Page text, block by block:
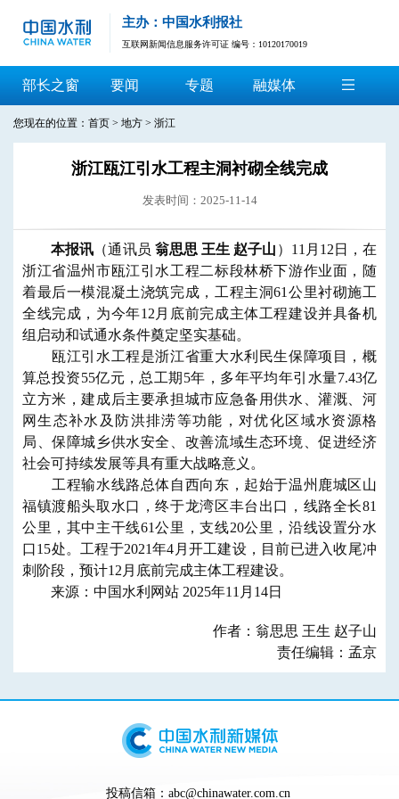
主办：中国水利报社
互联网新闻信息服务许可证 编号：10120170019
部长之窗 要闻 专题 融媒体
您现在的位置： 首页 > 地方 > 浙江
浙江瓯江引水工程主洞衬砌全线完成
发表时间：2025-11-14
本报讯 （通讯员 翁思思 王生 赵子山 ）11月12日，在
浙江省温州市瓯江引水工程二标段林桥下游作业面，随
着最后一模混凝土浇筑完成，工程主洞61公里衬砌施工
全线完成，为今年12月底前完成主体工程建设并具备机
组启动和试通水条件奠定坚实基础。
瓯江引水工程是浙江省重大水利民生保障项目，概
算总投资55亿元，总工期5年，多年平均年引水量7.43亿
立方米，建成后主要承担城市应急备用供水、灌溉、河
网生态补水及防洪排涝等功能，对优化区域水资源格
局、保障城乡供水安全、改善流域生态环境、促进经济
社会可持续发展等具有重大战略意义。
工程输水线路总体自西向东，起始于温州鹿城区山
福镇渡船头取水口，终于龙湾区丰台出口，线路全长81
公里，其中主干线61公里，支线20公里，沿线设置分水
口15处。工程于2021年4月开工建设，目前已进入收尾冲
刺阶段，预计12月底前完成主体工程建设。
来源：中国水利网站 2025年11月14日
作者：翁思思 王生 赵子山
责任编辑：孟京
投稿信箱：abc@chinawater.com.cn